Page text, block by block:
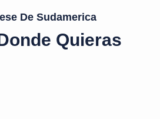
De Sudamerica
Quieras